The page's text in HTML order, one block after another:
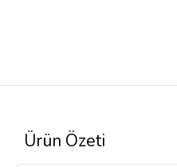
Ürün Özeti